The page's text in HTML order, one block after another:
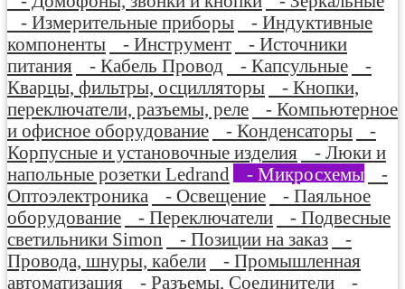
- Измерительные приборы
- Индуктивные
компоненты
- Инструмент
- Источники
питания
- Кабель Провод - Капсульные
-
Кварцы, фильтры, осцилляторы
- Кнопки,
переключатели, разъемы, реле
- Компьютерное
и офисное оборудование
- Конденсаторы
-
Корпусные и установочные изделия
- Люки и
напольные розетки Ledrand
- Микросхемы
-
Оптоэлектроника
- Освещение
- Паяльное
оборудование
- Переключатели
- Подвесные
светильники Simon
- Позиции на заказ
-
Провода, шнуры, кабели
- Промышленная
автоматизация
- Разъемы, Соединители
-